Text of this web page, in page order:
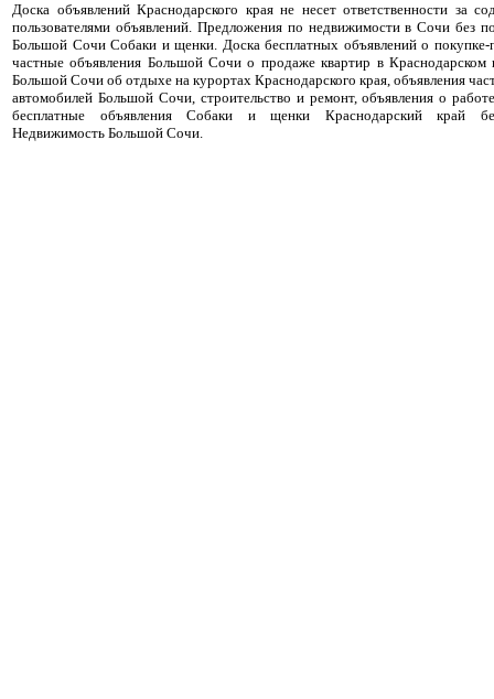
Доска объявлений Краснодарского края не несет ответственности за
пользователями объявлений. Предложения по недвижимости в Сочи без
Большой Сочи Собаки и щенки. Доска бесплатных объявлений о
частные объявления Большой Сочи о продаже квартир в Краснодарском
Большой Сочи об отдыхе на курортах Краснодарского края, объявления
автомобилей Большой Сочи, строительство и ремонт, объявления о
бесплатные объявления Собаки и щенки Краснодарский край
Недвижимость Большой Сочи.